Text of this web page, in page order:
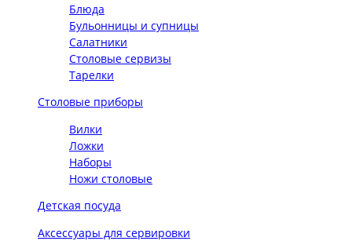
Блюда
Бульонницы и супницы
Салатники
Столовые сервизы
Тарелки
Столовые приборы
Вилки
Ложки
Наборы
Ножи столовые
Детская посуда
Аксессуары для сервировки